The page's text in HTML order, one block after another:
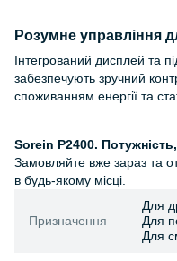
Розумне управління
Інтегрований дисплей та
забезпечують зручний
споживанням енергії та
Sorein P2400.
Замовляйте вже зараз та
в будь-якому місці.
Призначення
Для
Для
Для